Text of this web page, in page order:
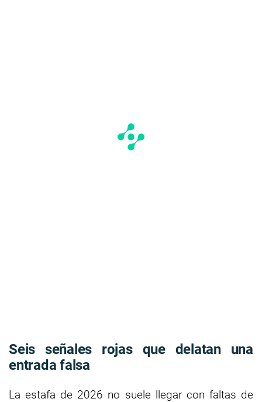
Seis señales rojas que delatan una
entrada falsa
La estafa de 2026 no suele llegar con faltas de